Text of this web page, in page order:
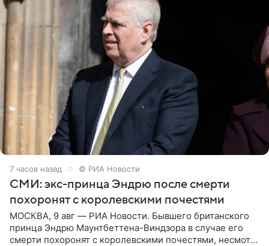
7 часов назад © РИА Новости
СМИ: экс-принца Эндрю после смерти
похоронят с королевскими почестями
МОСКВА, 9 авг — РИА Новости. Бывшего британского
принца Эндрю Маунтбеттена-Виндзора в случае его
смерти похоронят с королевскими почестями, несмотря